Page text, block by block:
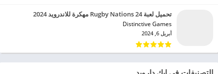
تحميل لعبة Rugby Nations 24 مهكرة للاندرويد 2024
Distinctive Games‏
أبريل 6, 2024